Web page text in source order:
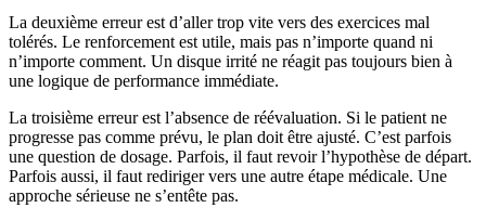
La deuxième erreur est d’aller trop vite vers des exercices mal
tolérés. Le renforcement est utile, mais pas n’importe quand ni
n’importe comment. Un disque irrité ne réagit pas toujours bien à
une logique de performance immédiate.
La troisième erreur est l’absence de réévaluation. Si le patient ne
progresse pas comme prévu, le plan doit être ajusté. C’est parfois
une question de dosage. Parfois, il faut revoir l’hypothèse de départ.
Parfois aussi, il faut rediriger vers une autre étape médicale. Une
approche sérieuse ne s’entête pas.